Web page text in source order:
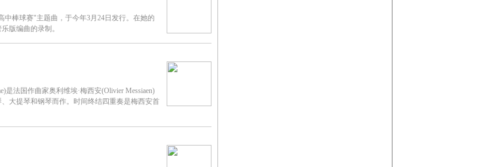
中棒球赛"主题曲，于今年3月24日发行。在她的
版编曲的录制。
是法国作曲家奥利维埃·梅西安(Olivier Messiaen)
大提琴和钢琴而作。时间终结四重奏是梅西安首